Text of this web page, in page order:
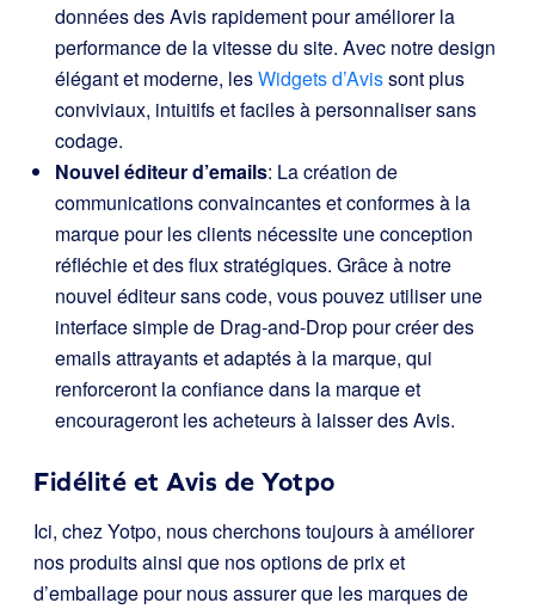
données des Avis rapidement pour améliorer la
performance de la vitesse du site. Avec notre design
élégant et moderne, lesWidgets d’Avissont plus
conviviaux, intuitifs et faciles à personnaliser sans
codage.
Nouvel éditeur d’emails: La création de
communications convaincantes et conformes à la
marque pour les clients nécessite une conception
réfléchie et des flux stratégiques. Grâce à notre
nouvel éditeur sans code, vous pouvez utiliser une
interface simple de Drag-and-Drop pour créer des
emails attrayants et adaptés à la marque, qui
renforceront la confiance dans la marque et
encourageront les acheteurs à laisser des Avis.
Fidélité et Avis de Yotpo
Ici, chez Yotpo, nous cherchons toujours à améliorer
nos produits ainsi que nos options de prix et
d’emballage pour nous assurer que les marques de